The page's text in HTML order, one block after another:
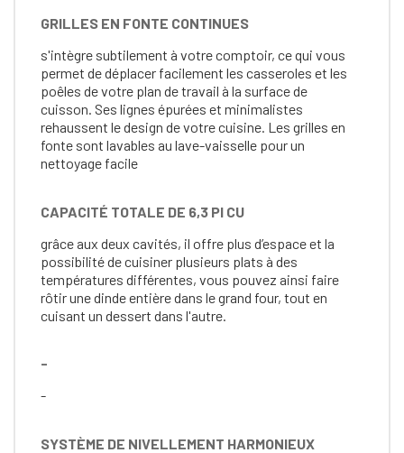
GRILLES EN FONTE CONTINUES
s'intègre subtilement à votre comptoir, ce qui vous
permet de déplacer facilement les casseroles et les
poêles de votre plan de travail à la surface de
cuisson. Ses lignes épurées et minimalistes
rehaussent le design de votre cuisine. Les grilles en
fonte sont lavables au lave-vaisselle pour un
nettoyage facile
CAPACITÉ TOTALE DE 6,3 PI CU
grâce aux deux cavités, il offre plus d’espace et la
possibilité de cuisiner plusieurs plats à des
températures différentes, vous pouvez ainsi faire
rôtir une dinde entière dans le grand four, tout en
cuisant un dessert dans l'autre.
-
-
SYSTÈME DE NIVELLEMENT HARMONIEUX